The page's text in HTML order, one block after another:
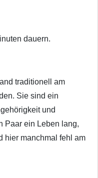
dauern.
traditionell am
Sie sind ein
und
Paar ein Leben lang,
hier manchmal fehl am